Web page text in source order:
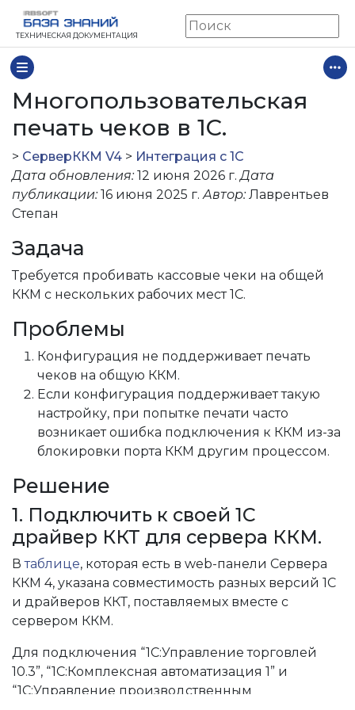
ТЕХНИЧЕСКАЯ ДОКУМЕНТАЦИЯ
2.2-4.4)
печать
Многопользовательская
печать чеков в 1С.
> СерверККМ V4 > Интеграция с 1С
Дата обновления: 12 июня 2026 г.Дата
публикации: 16 июня 2025 г.Автор: Лаврентьев
Степан
Задача
Требуется пробивать кассовые чеки на общей
ККМ с нескольких рабочих мест 1С.
Проблемы
Конфигурация не поддерживает печать
чеков на общую ККМ.
Если конфигурация поддерживает такую
настройку, при попытке печати часто
возникает ошибка подключения к ККМ из-за
блокировки порта ККМ другим процессом.
Решение
1. Подключить к своей 1С
драйвер ККТ для сервера ККМ.
Втаблице, которая есть в web-панели Сервера
ККМ 4, указана совместимость разных версий 1С
и драйверов ККТ, поставляемых вместе с
сервером ККМ.
Для подключения “1С:Управление торговлей
10.3”, “1С:Комплексная автоматизация 1” и
“1С:Управление производственным